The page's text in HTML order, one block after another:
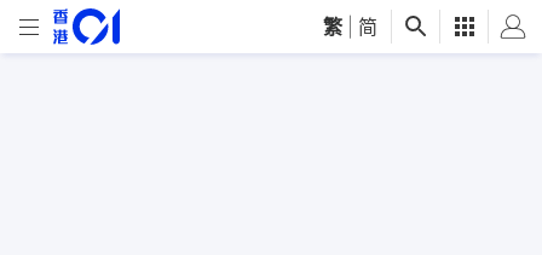
繁 简